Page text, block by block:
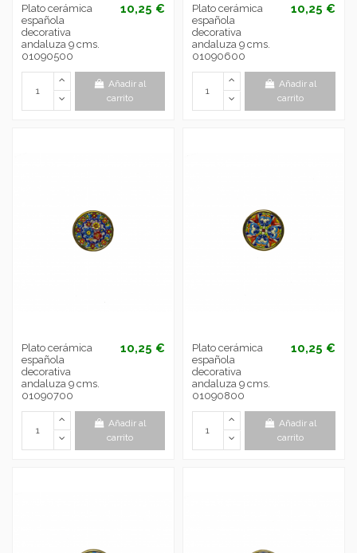
Plato cerámica
española
decorativa
andaluza 9 cms.
01090500
10,25 €
Añadir al
carrito
Plato cerámica
española
decorativa
andaluza 9 cms.
01090600
10,25 €
Añadir al
carrito
Plato cerámica
española
decorativa
andaluza 9 cms.
01090700
10,25 €
Añadir al
carrito
Plato cerámica
española
decorativa
andaluza 9 cms.
01090800
10,25 €
Añadir al
carrito